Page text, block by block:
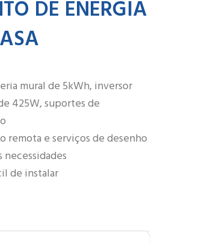
DE ENERGIA
mural de 5kWh, inversor
425W, suportes de
remota e serviços de desenho
necessidades
de instalar